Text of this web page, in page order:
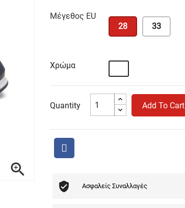

Μέγεθος EU
28
33
Χρώμα
Quantity Add To Cart
Ασφαλείς Συναλλαγές